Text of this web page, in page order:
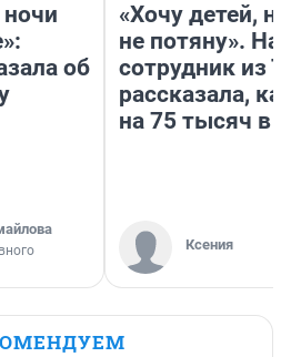
об
«Хочу детей,
не потяну».
сотрудник из
рассказала,
на 75 тысяч в
Ксения